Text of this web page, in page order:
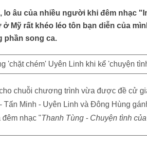
âu của nhiều người khi đêm nhạc
Mỹ rất khéo léo tôn bạn diễn của
phần song ca.
chuỗi chương trình vừa được đề cử
Tấn Minh - Uyên Linh và Đông Hùng
đêm nhạc "Thanh Tùng - Chuyện tình